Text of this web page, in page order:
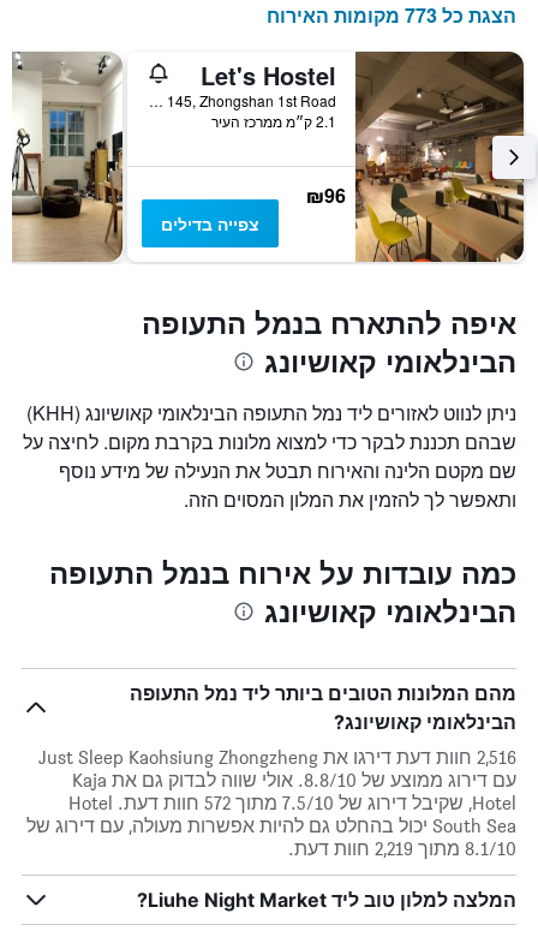
הצגת כל 773 מקומות האירוח
Let's Hostel
No. 145, Zhongshan 1st Road, קאושיונג, טייוואן
2.1 ק״מ ממרכז העיר
₪96
צפייה בדילים
איפה להתארח בנמל התעופה
הבינלאומי קאושיונג
ניתן לנווט לאזורים ליד נמל התעופה הבינלאומי קאושיונג (KHH)
שבהם תכננת לבקר כדי למצוא מלונות בקרבת מקום. לחיצה על
שם מקטם הלינה והאירוח תבטל את הנעילה של מידע נוסף
ותאפשר לך להזמין את המלון המסוים הזה.
כמה עובדות על אירוח בנמל התעופה
הבינלאומי קאושיונג
מהם המלונות הטובים ביותר ליד נמל התעופה
הבינלאומי קאושיונג?
2,516 חוות דעת דירגו את Just Sleep Kaohsiung Zhongzheng
עם דירוג ממוצע של 8.8/10. אולי שווה לבדוק גם את Kaja
Hotel, שקיבל דירוג של 7.5/10 מתוך 572 חוות דעת. Hotel
South Sea יכול בהחלט גם להיות אפשרות מעולה, עם דירוג של
8.1/10 מתוך 2,219 חוות דעת.
המלצה למלון טוב ליד Liuhe Night Market?